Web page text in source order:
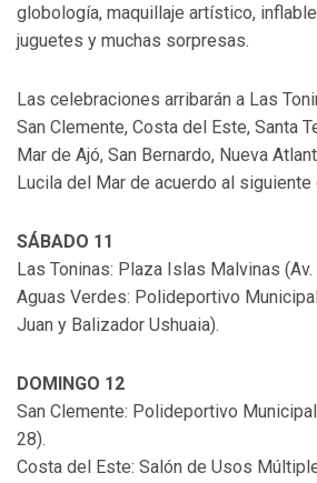
globología, maquillaje artístico,
juguetes y muchas sorpresas.
Las celebraciones arribarán a Las
San Clemente, Costa del Este, Santa
Mar de Ajó, San Bernardo, Nueva
Lucila del Mar de acuerdo al siguiente
SÁBADO 11
Las Toninas: Plaza Islas Malvinas
Aguas Verdes: Polideportivo
Juan y Balizador Ushuaia).
DOMINGO 12
San Clemente: Polideportivo
28).
Costa del Este: Salón de Usos